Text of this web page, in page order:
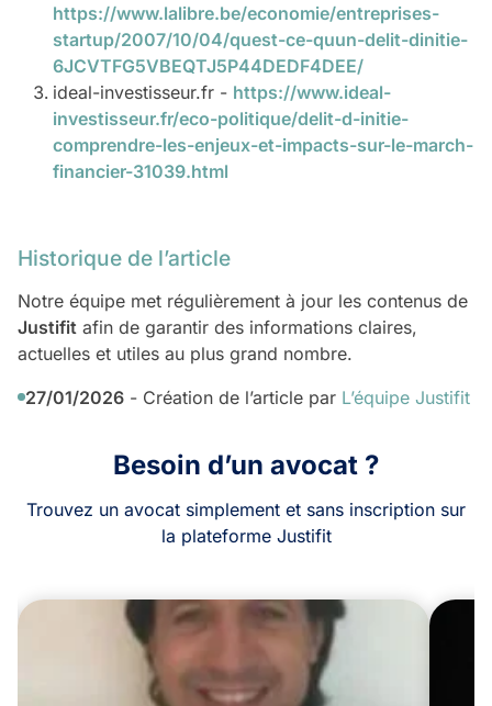
https://www.lalibre.be/economie/entreprises-
startup/2007/10/04/quest-ce-quun-delit-dinitie-
6JCVTFG5VBEQTJ5P44DEDF4DEE/
ideal-investisseur.fr - https://www.ideal-
investisseur.fr/eco-politique/delit-d-initie-
comprendre-les-enjeux-et-impacts-sur-le-march-
financier-31039.html
Historique de l’article
Notre équipe met régulièrement à jour les contenus de
Justifit afin de garantir des informations claires,
actuelles et utiles au plus grand nombre.
27/01/2026 - Création de l’article par L’équipe Justifit
Besoin d’un avocat ?
Trouvez un avocat simplement et sans inscription sur
la plateforme Justifit